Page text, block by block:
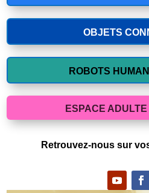
OBJETS
ROBOTS
ESPACE
Retrouvez-nous sur